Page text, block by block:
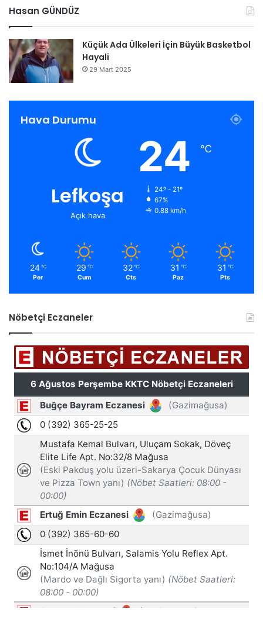
Hasan GÜNDÜZ
Küçük Ada Ülkeleri İçin Büyük Basketbol
Hayali
29 Mart 2025
Hava Durumu
Lefkoşa
Açık hava
24 ℃
24º - 21º
67%
0.88 km/h
24 ℃
Per
29 ℃
Cum
32 ℃
Cts
31 ℃
Paz
31 ℃
Pts
Nöbetçi Eczaneler